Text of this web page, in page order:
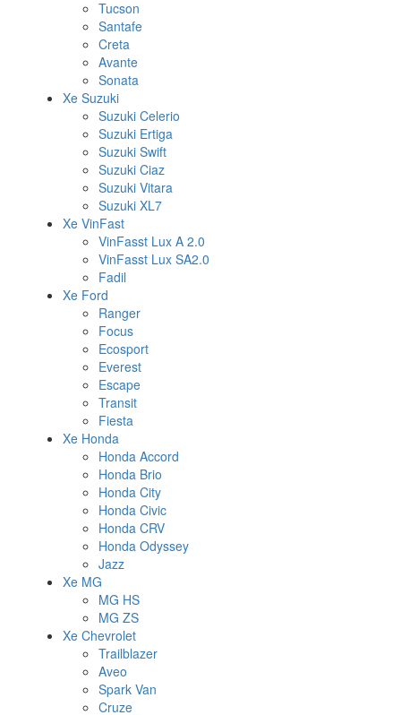
Tucson
Santafe
Creta
Avante
Sonata
Xe Suzuki
Suzuki Celerio
Suzuki Ertiga
Suzuki Swift
Suzuki Ciaz
Suzuki Vitara
Suzuki XL7
Xe VinFast
VinFasst Lux A 2.0
VinFasst Lux SA2.0
Fadil
Xe Ford
Ranger
Focus
Ecosport
Everest
Escape
Transit
Fiesta
Xe Honda
Honda Accord
Honda Brio
Honda City
Honda Civic
Honda CRV
Honda Odyssey
Jazz
Xe MG
MG HS
MG ZS
Xe Chevrolet
Trailblazer
Aveo
Spark Van
Cruze